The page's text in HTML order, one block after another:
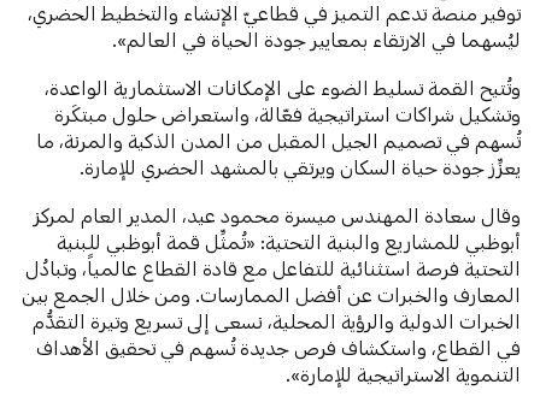
توفير منصة تدعم التميز في قطاعيّ الإنشاء والتخطيط الحضري،
ليُسهما في الارتقاء بمعايير جودة الحياة في العالم».
وتُتيح القمة تسليط الضوء على الإمكانات الاستثمارية الواعدة،
وتشكيل شراكات استراتيجية فعّالة، واستعراض حلول مبتكَرة
تُسهم في تصميم الجيل المقبل من المدن الذكية والمرنة، ما
يعزِّز جودة حياة السكان ويرتقي بالمشهد الحضري للإمارة.
وقال سعادة المهندس ميسرة محمود عيد، المدير العام لمركز
أبوظبي للمشاريع والبنية التحتية: «تُمثِّل قمة أبوظبي للبنية
التحتية فرصة استثنائية للتفاعل مع قادة القطاع عالمياً، وتبادُل
المعارف والخبرات عن أفضل الممارسات. ومن خلال الجمع بين
الخبرات الدولية والرؤية المحلية، نسعى إلى تسريع وتيرة التقدُّم
في القطاع، واستكشاف فرص جديدة تُسهم في تحقيق الأهداف
التنموية الاستراتيجية للإمارة».